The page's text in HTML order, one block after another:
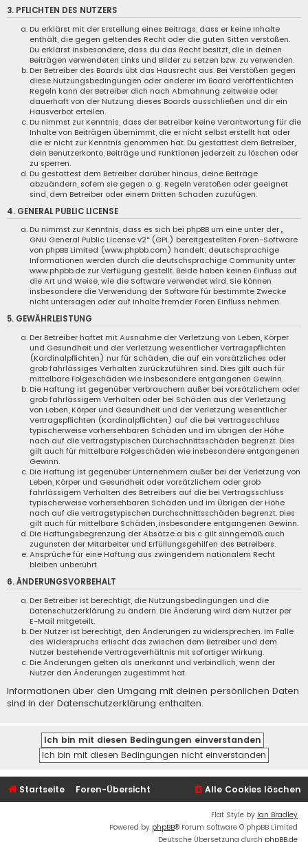
3. PFLICHTEN DES NUTZERS
Du erklärst mit der Erstellung eines Beitrags, dass er keine Inhalte
enthält, die gegen geltendes Recht oder die guten Sitten verstoßen.
Du erklärst insbesondere, dass du das Recht besitzt, die in deinen
Beiträgen verwendeten Links und Bilder zu setzen bzw. zu verwenden.
Der Betreiber des Boards übt das Hausrecht aus. Bei Verstößen gegen
diese Nutzungsbedingungen oder anderer im Board veröffentlichten
Regeln kann der Betreiber dich nach Abmahnung zeitweise oder
dauerhaft von der Nutzung dieses Boards ausschließen und dir ein
Hausverbot erteilen.
Du nimmst zur Kenntnis, dass der Betreiber keine Verantwortung für die
Inhalte von Beiträgen übernimmt, die er nicht selbst erstellt hat oder
die er nicht zur Kenntnis genommen hat. Du gestattest dem Betreiber,
dein Benutzerkonto, Beiträge und Funktionen jederzeit zu löschen oder
zu sperren.
Du gestattest dem Betreiber darüber hinaus, deine Beiträge
abzuändern, sofern sie gegen o. g. Regeln verstoßen oder geeignet
sind, dem Betreiber oder einem Dritten Schaden zuzufügen.
4. GENERAL PUBLIC LICENSE
Du nimmst zur Kenntnis, dass es sich bei phpBB um eine unter der „
GNU General Public License v2“ (GPL) bereitgestellten Foren-Software
von phpBB Limited (www.phpbb.com) handelt; deutschsprachige
Informationen werden durch die deutschsprachige Community unter
www.phpbb.de zur Verfügung gestellt. Beide haben keinen Einfluss auf
die Art und Weise, wie die Software verwendet wird. Sie können
insbesondere die Verwendung der Software für bestimmte Zwecke
nicht untersagen oder auf Inhalte fremder Foren Einfluss nehmen.
5. GEWÄHRLEISTUNG
Der Betreiber haftet mit Ausnahme der Verletzung von Leben, Körper
und Gesundheit und der Verletzung wesentlicher Vertragspflichten
(Kardinalpflichten) nur für Schäden, die auf ein vorsätzliches oder
grob fahrlässiges Verhalten zurückzuführen sind. Dies gilt auch für
mittelbare Folgeschäden wie insbesondere entgangenen Gewinn.
Die Haftung ist gegenüber Verbrauchern außer bei vorsätzlichem oder
grob fahrlässigem Verhalten oder bei Schäden aus der Verletzung
von Leben, Körper und Gesundheit und der Verletzung wesentlicher
Vertragspflichten (Kardinalpflichten) auf die bei Vertragsschluss
typischerweise vorhersehbaren Schäden und im übrigen der Höhe
nach auf die vertragstypischen Durchschnittsschäden begrenzt. Dies
gilt auch für mittelbare Folgeschäden wie insbesondere entgangenen
Gewinn.
Die Haftung ist gegenüber Unternehmern außer bei der Verletzung von
Leben, Körper und Gesundheit oder vorsätzlichem oder grob
fahrlässigem Verhalten des Betreibers auf die bei Vertragsschluss
typischerweise vorhersehbaren Schäden und im Übrigen der Höhe
nach auf die vertragstypischen Durchschnittsschäden begrenzt. Dies
gilt auch für mittelbare Schäden, insbesondere entgangenen Gewinn.
Die Haftungsbegrenzung der Absätze a bis c gilt sinngemäß auch
zugunsten der Mitarbeiter und Erfüllungsgehilfen des Betreibers.
Ansprüche für eine Haftung aus zwingendem nationalem Recht
bleiben unberührt.
6. ÄNDERUNGSVORBEHALT
Der Betreiber ist berechtigt, die Nutzungsbedingungen und die
Datenschutzerklärung zu ändern. Die Änderung wird dem Nutzer per
E-Mail mitgeteilt.
Der Nutzer ist berechtigt, den Änderungen zu widersprechen. Im Falle
des Widerspruchs erlischt das zwischen dem Betreiber und dem
Nutzer bestehende Vertragsverhältnis mit sofortiger Wirkung.
Die Änderungen gelten als anerkannt und verbindlich, wenn der
Nutzer den Änderungen zugestimmt hat.
Informationen über den Umgang mit deinen persönlichen Daten
sind in der Datenschutzerklärung enthalten.
Startseite Foren-Übersicht Alle Cookies löschen
Flat Style by Ian Bradley
Powered by phpBB® Forum Software © phpBB Limited
Deutsche Übersetzung durch phpBB.de